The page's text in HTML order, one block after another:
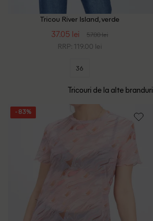
Tricou River Island, verde
37.05 lei 57.00 lei
RRP: 119.00 lei
36
Tricouri de la alte branduri
- 83%